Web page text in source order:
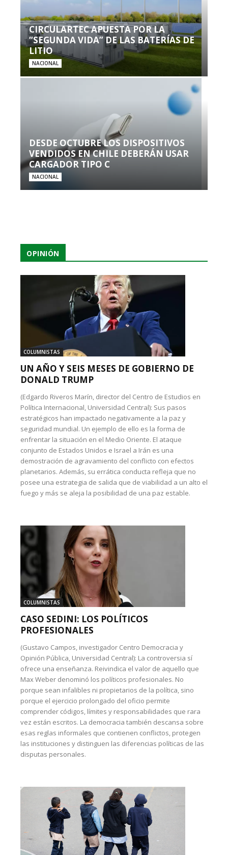
CIRCULARTEC APUESTA POR LA
“SEGUNDA VIDA” DE LAS BATERÍAS DE
LITIO
NACIONAL
DESDE OCTUBRE LOS DISPOSITIVOS
VENDIDOS EN CHILE DEBERÁN USAR
CARGADOR TIPO C
NACIONAL
OPINIÓN
COLUMNISTAS
UN AÑO Y SEIS MESES DE GOBIERNO DE
DONALD TRUMP
(Edgardo Riveros Marín, director del Centro de Estudios en
Política Internacional, Universidad Central): Sus pasos
estratégicos han impactado negativamente a la paz y
seguridad mundial. Un ejemplo de ello es la forma de
enfrentar la situación en el Medio Oriente. El ataque
conjunto de Estados Unidos e Israel a Irán es una
demostración de agravamiento del conflicto con efectos
planetarios. Además, su errática conducta refleja que no
posee una estrategia de salida que de viabilidad a un alto el
fuego y más se aleja la posibilidad de una paz estable.
COLUMNISTAS
CASO SEDINI: LOS POLÍTICOS
PROFESIONALES
(Gustavo Campos, investigador Centro Democracia y
Opinión Pública, Universidad Central): La controversia sí
ofrece una enseñanza. Reivindica el valor de aquello que
Max Weber denominó los políticos profesionales. No
porque sean infalibles ni propietarios de la política, sino
porque el ejercicio prolongado del oficio permite
comprender códigos, límites y responsabilidades que rara
vez están escritos. La democracia también descansa sobre
esas reglas informales que contienen conflictos, protegen
las instituciones y distinguen las diferencias políticas de las
disputas personales.